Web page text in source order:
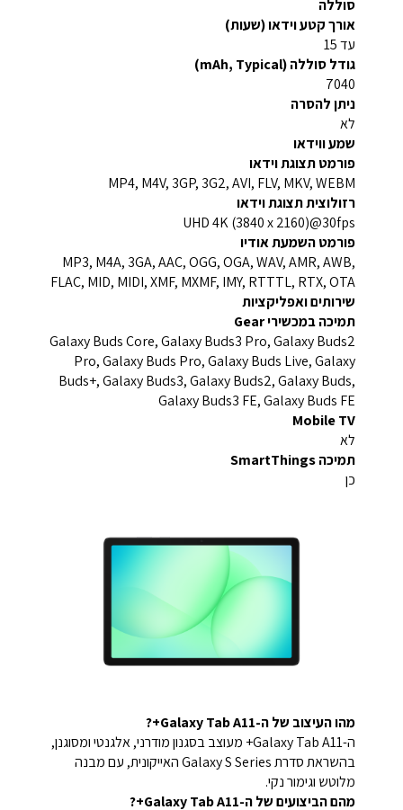
סוללה
אורך קטע וידאו (שעות)
עד 15
גודל סוללה (mAh, Typical)
7040
ניתן להסרה
לא
שמע ווידאו
פורמט תצוגת וידאו
MP4, M4V, 3GP, 3G2, AVI, FLV, MKV, WEBM
רזולוצית תצוגת וידאו
UHD 4K (3840 x 2160)@30fps
פורמט השמעת אודיו
MP3, M4A, 3GA, AAC, OGG, OGA, WAV, AMR, AWB,
FLAC, MID, MIDI, XMF, MXMF, IMY, RTTTL, RTX, OTA
שירותים ואפליקציות
תמיכה במכשירי Gear
Galaxy Buds Core, Galaxy Buds3 Pro, Galaxy Buds2
Pro, Galaxy Buds Pro, Galaxy Buds Live, Galaxy
Buds+, Galaxy Buds3, Galaxy Buds2, Galaxy Buds,
Galaxy Buds3 FE, Galaxy Buds FE
Mobile TV
לא
תמיכה SmartThings
כן
מהו העיצוב של ה-Galaxy Tab A11+?
ה-Galaxy Tab A11+ מעוצב בסגנון מודרני, אלגנטי ומסוגנן,
בהשראת סדרת Galaxy S Series האייקונית, עם מבנה
מלוטש וגימור נקי.
מהם הביצועים של ה-Galaxy Tab A11+?